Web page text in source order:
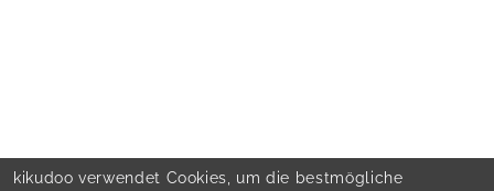
kikudoo verwendet Cookies, um die bestmögliche